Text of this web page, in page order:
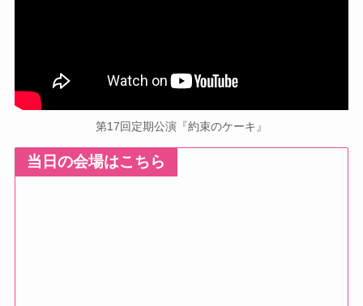
第17回定期公演『約束のケーキ』
当日の会場はこちら